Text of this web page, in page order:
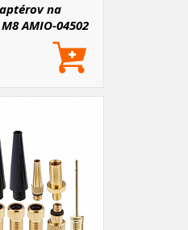
na
AMIO-04502